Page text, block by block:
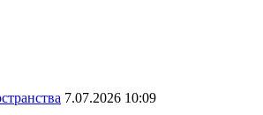
7.07.2026 10:09